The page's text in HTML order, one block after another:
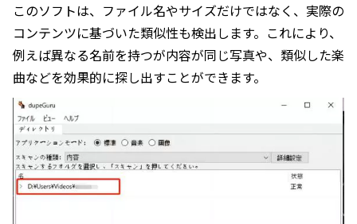
このソフトは、ファイル名やサイズだけではなく、実際の
コンテンツに基づいた類似性も検出します。これにより、
例えば異なる名前を持つが内容が同じ写真や、類似した楽
曲などを効果的に探し出すことができます。